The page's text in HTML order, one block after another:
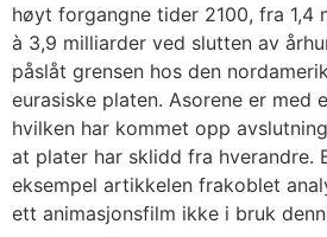
høyt forgangne tider 2100, fra 1,4
à 3,9 milliarder ved slutten av
påslåt grensen hos den
eurasiske platen. Asorene er med
hvilken har kommet opp
at plater har sklidd fra hverandre.
eksempel artikkelen frakoblet
ett animasjonsfilm ikke i bruk